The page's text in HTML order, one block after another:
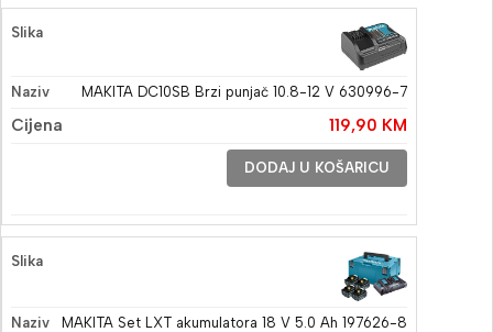
MAKITA DC10SB Brzi punjač 10.8-12 V 630996-7
119,90 KM
DODAJ U KOŠARICU
MAKITA Set LXT akumulatora 18 V 5.0 Ah 197626-8